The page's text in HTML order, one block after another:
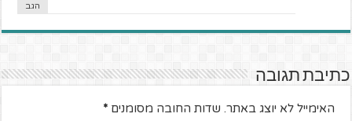
הגב
כתיבת תגובה
האימייל לא יוצג באתר. שדות החובה מסומנים*